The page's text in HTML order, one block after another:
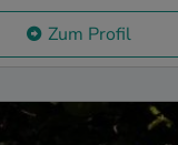
Zum Profil